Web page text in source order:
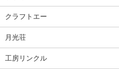
クラフトエー
月光荘
工房リンクル